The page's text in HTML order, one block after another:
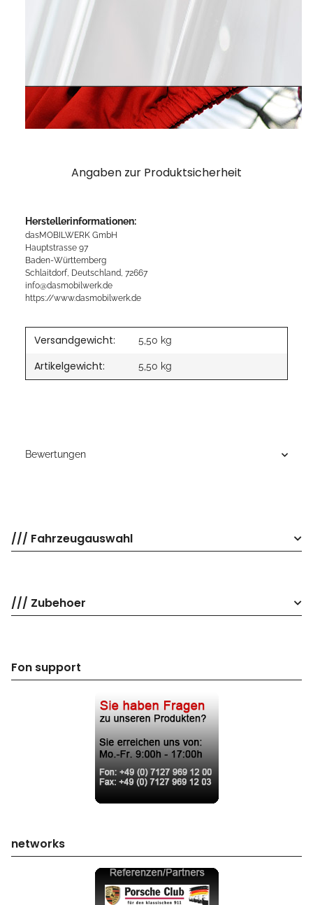
Angaben zur Produktsicherheit
Herstellerinformationen:
dasMOBILWERK GmbH
Hauptstrasse 97
Baden-Württemberg
Schlaitdorf, Deutschland, 72667
info@dasmobilwerk.de
https://www.dasmobilwerk.de
Versandgewicht: 5,50 kg
Artikelgewicht: 5,50 kg
Bewertungen
/// Fahrzeugauswahl
/// Zubehoer
Fon support
networks